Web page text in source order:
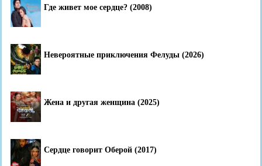
Где живет мое сердце? (2008)
Невероятные приключения Фелуды (2026)
Жена и другая женщина (2025)
Сердце говорит Оберой (2017)